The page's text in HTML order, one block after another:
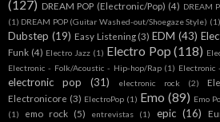
(127) DREAM POP (Electronic/Pop) (4) DREAM
(1) DREAM POP (Guitar Washed-out/Shoegaze Style) (1)
Dubstep (19) Easy Listening (3) EDM (43)
Funk (4) Electro Jazz (1) Electro Pop (118)
Electronic - Folk/Acoustic - Hip-hop/Rap (1) Electronic
electronic pop (31) electronic rock (2)
Electronicore (3) ElectroPop (1) Emo (89) Emo
(1)
emo rock (5) entrevistas (1) epic (16)